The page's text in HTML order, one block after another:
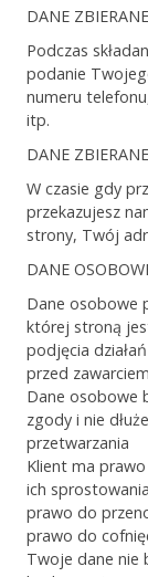
DANE
Podczas
podanie
numeru
itp.
DANE
W czasie gdy
przekazujesz
strony, Twój
DANE
Dane osobowe
której stroną
podjęcia
przed
Dane osobowe
zgody i nie
przetwarzania
Klient ma
ich
prawo do
prawo do
Twoje dane nie